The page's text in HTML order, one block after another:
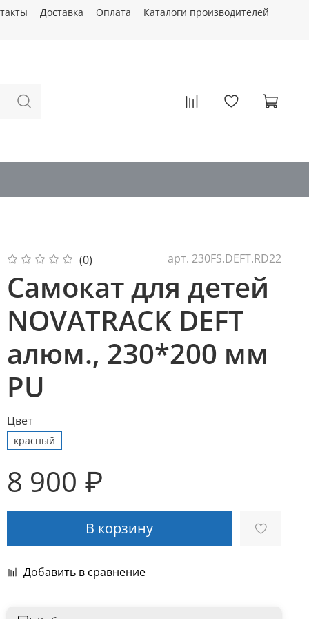
Доставка Оплата Каталоги производителей
(0) арт. 230FS.DEFT.RD22
Самокат для детей
NOVATRACK DEFT
алюм., 230*200 мм
PU
Цвет
красный
8 900 ₽
В корзину
Добавить в сравнение